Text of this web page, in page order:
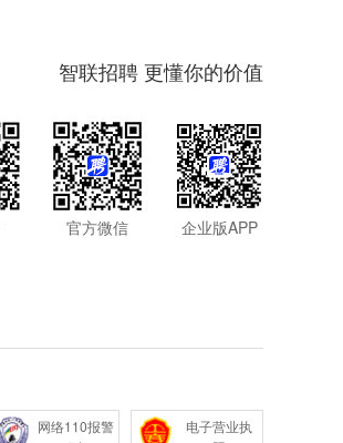
智联招聘 更懂你的价值
官方微信 企业版APP
网络110报警
电子营业执